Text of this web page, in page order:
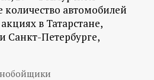
автомобилей
в Татарстане,
Санкт-Петербурге,